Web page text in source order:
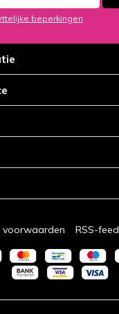
beperkingen
voorwaarden RSS-feed